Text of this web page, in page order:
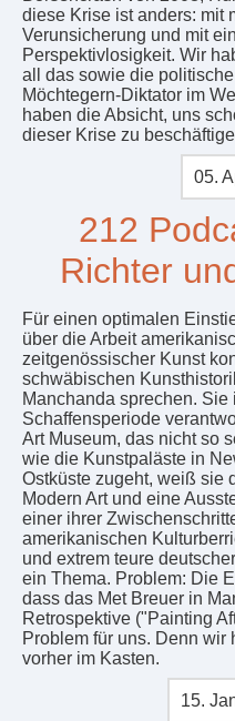
diese Krise ist anders: mit
Verunsicherung und mit
Perspektivlosigkeit. Wir
all das sowie die
Möchtegern-Diktator im
haben die Absicht, uns
dieser Krise zu
05.
212
Richter
Für einen optimalen
über die Arbeit
zeitgenössischer Kunst
schwäbischen
Manchanda sprechen. Sie
Schaffensperiode
Art Museum, das nicht so
wie die Kunstpaläste in
Ostküste zugeht, weiß sie
Modern Art und eine
einer ihrer
amerikanischen
und extrem teure
ein Thema. Problem: Die
dass das Met Breuer in
Retrospektive ("Painting
Problem für uns. Denn wir
vorher im Kasten.
15.